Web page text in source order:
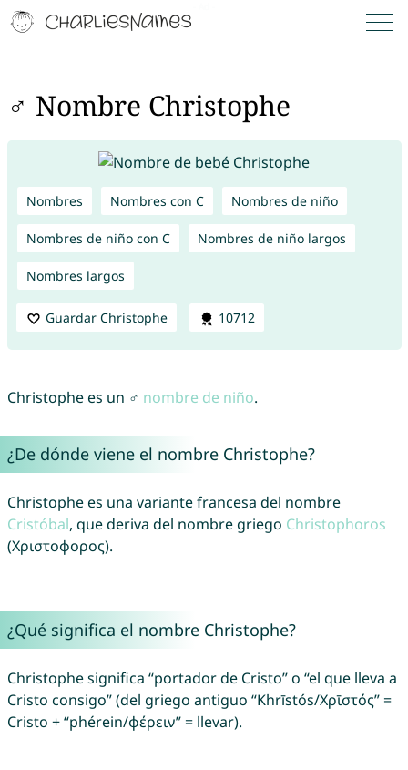
♂ Nombre Christophe
Nombres Nombres con C Nombres de niño
Nombres de niño con C Nombres de niño largos
Nombres largos
Guardar Christophe 10712
Christophe es un ♂ nombre de niño.
¿De dónde viene el nombre Christophe?
Christophe es una variante francesa del nombre
Cristóbal, que deriva del nombre griego Christophoros
(Χριστοφορος).
¿Qué significa el nombre Christophe?
Christophe significa “portador de Cristo” o “el que lleva a
Cristo consigo” (del griego antiguo “Khrīstós/Χρῑστός” =
Cristo + “phérein/φέρειν” = llevar).